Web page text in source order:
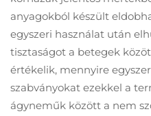
anyagokból készült
egyszeri használat után
tisztaságot a betegek
értékelik, mennyire
szabványokat ezekkel a
ágyneműk között a nem